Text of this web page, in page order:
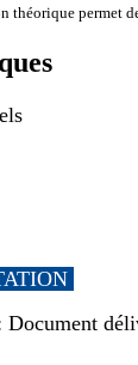
théorique permet